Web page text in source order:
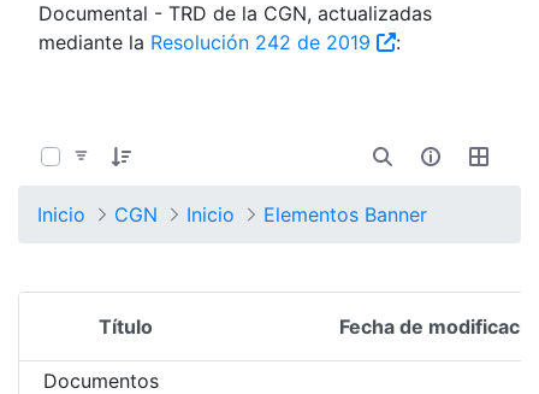
Documental - TRD de la CGN, actualizadas
mediante la Resolución 242 de 2019 :
Inicio CGN Inicio Elementos Banner
Selección del elemento
Título Fecha de
Documentos